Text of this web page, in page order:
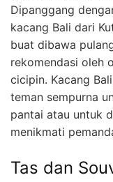
Dipanggang
kacang Bali dari
buat dibawa
rekomendasi oleh
cicipin. Kacang
teman sempurna
pantai atau untuk
menikmati
Tas dan